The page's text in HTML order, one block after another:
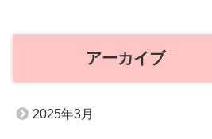
アーカイブ
2025年3月